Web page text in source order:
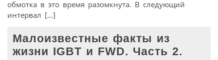
обмотка в это время разомкнута. В следующий
интервал […]
Малоизвестные факты из
жизни IGBT и FWD. Часть 2.